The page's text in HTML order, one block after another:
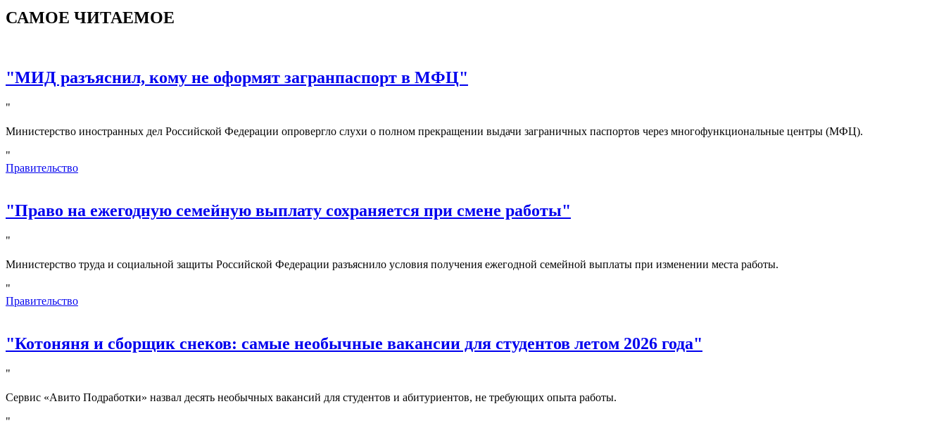
САМОЕ ЧИТАЕМОЕ
"МИД разъяснил, кому не оформят загранпаспорт в МФЦ"
"
Министерство иностранных дел Российской Федерации опровергло слухи о полном прекращении выдачи заграничных паспортов через многофункциональные центры (МФЦ).
"
Правительство
"Право на ежегодную семейную выплату сохраняется при смене работы"
"
Министерство труда и социальной защиты Российской Федерации разъяснило условия получения ежегодной семейной выплаты при изменении места работы.
"
Правительство
"Котоняня и сборщик снеков: самые необычные вакансии для студентов летом 2026 года"
"
Сервис «Авито Подработки» назвал десять необычных вакансий для студентов и абитуриентов, не требующих опыта работы.